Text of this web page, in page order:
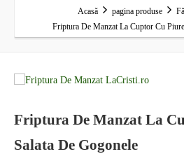
Acasă pagina produse
Friptura De Manzat La Cuptor Cu
Friptura De Manzat La
Salata De Gogonele